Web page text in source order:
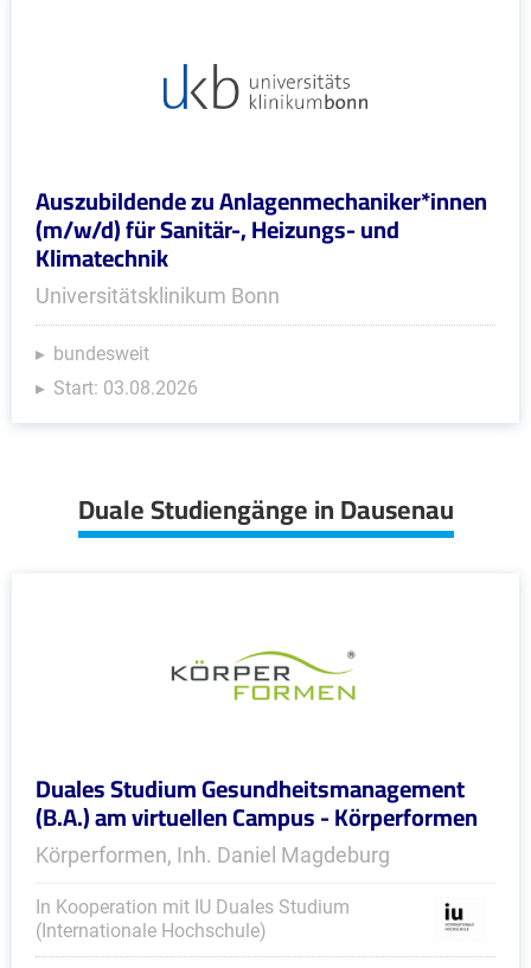
Auszubildende zu Anlagenmechaniker*innen
(m/w/d) für Sanitär-, Heizungs- und
Klimatechnik
Universitätsklinikum Bonn
bundesweit
Start: 03.08.2026
Duale Studiengänge in Dausenau
Duales Studium Gesundheitsmanagement
(B.A.) am virtuellen Campus - Körperformen
Körperformen, Inh. Daniel Magdeburg
In Kooperation mit IU Duales Studium
(Internationale Hochschule)